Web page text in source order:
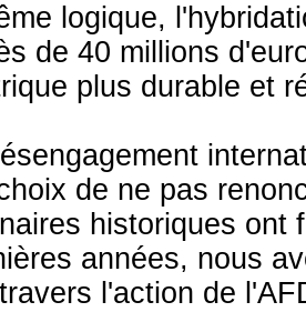
logique,
de 40 millions
plus durable et
de ne pas
historiques ont
années, nous
l'action de